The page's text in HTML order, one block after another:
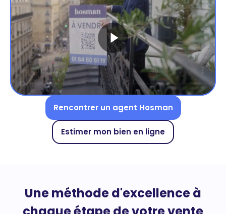
Rencontrer un agent Hosman
Estimer mon bien en ligne
Une méthode d'excellence à